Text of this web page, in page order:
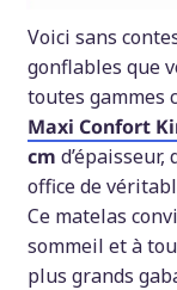
Voici sans
gonflables que
toutes gammes
Maxi Confort
cm
office de
Ce matelas
sommeil et à
plus grands